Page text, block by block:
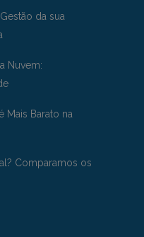
da sua
Nuvem:
Mais Barato na
Comparamos os